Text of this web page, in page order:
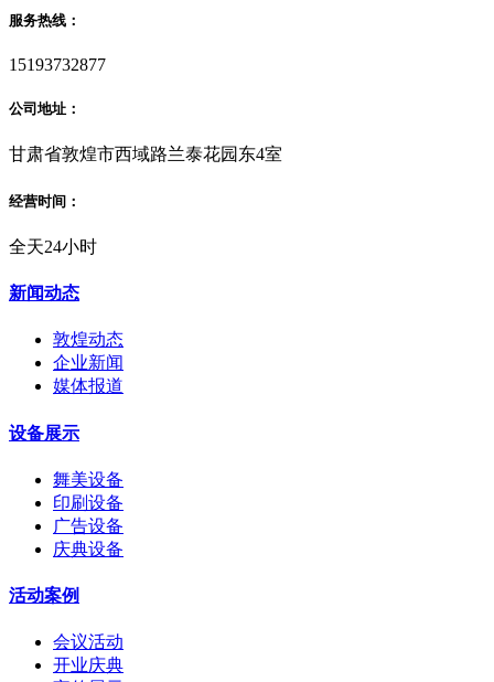
服务热线：
15193732877
公司地址：
甘肃省敦煌市西域路兰泰花园东4室
经营时间：
全天24小时
新闻动态
敦煌动态
企业新闻
媒体报道
设备展示
舞美设备
印刷设备
广告设备
庆典设备
活动案例
会议活动
开业庆典